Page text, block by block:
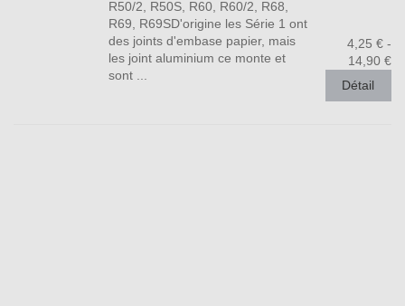
R50/2, R50S, R60, R60/2, R68,
R69, R69SD'origine les Série 1 ont
des joints d'embase papier, mais
les joint aluminium ce monte et
sont ...
4,25 € -
14,90 €
Détail